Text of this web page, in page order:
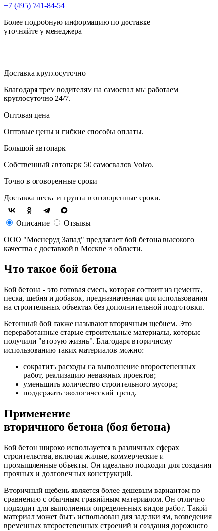
+7 (495) 741-84-54
Более подробную информацию по доставке
уточняйте у менеджера
Доставка круглосуточно
Благодаря трем водителям на самосвал мы работаем
круглосуточно 24/7.
Оптовая цена
Оптовые цены и гибкие способы оплаты.
Большой автопарк
Собственный автопарк 50 самосвалов Volvo.
Точно в оговоренные сроки
Доставка песка и грунта в оговоренные сроки.
Описание
Отзывы
ООО "Моснеруд Запад" предлагает бой бетона высокого
качества с доставкой в Москве и области.
Что такое бой бетона
Бой бетона - это готовая смесь, которая состоит из цемента,
песка, щебня и добавок, предназначенная для использования
на строительных объектах без дополнительной подготовки.
Бетонный бой также называют вторичным щебнем. Это
переработанные старые строительные материалы, которые
получили "вторую жизнь". Благодаря вторичному
использованию таких материалов можно:
сократить расходы на выполнение второстепенных
работ, реализацию неважных проектов;
уменьшить количество строительного мусора;
поддержать экологический тренд.
Применение
вторичного бетона (боя бетона)
Бой бетон широко используется в различных сферах
строительства, включая жилые, коммерческие и
промышленные объекты. Он идеально подходит для создания
прочных и долговечных конструкций.
Вторичный щебень является более дешевым вариантом по
сравнению с обычным гравийным материалом. Он отлично
подходит для выполнения определенных видов работ. Такой
материал может быть использован для заделки ям, возведения
временных второстепенных строений и создания дорожного